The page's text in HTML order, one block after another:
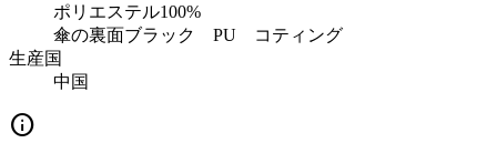
ポリエステル100%
傘の裏面ブラック PU コティング
生産国
中国
info